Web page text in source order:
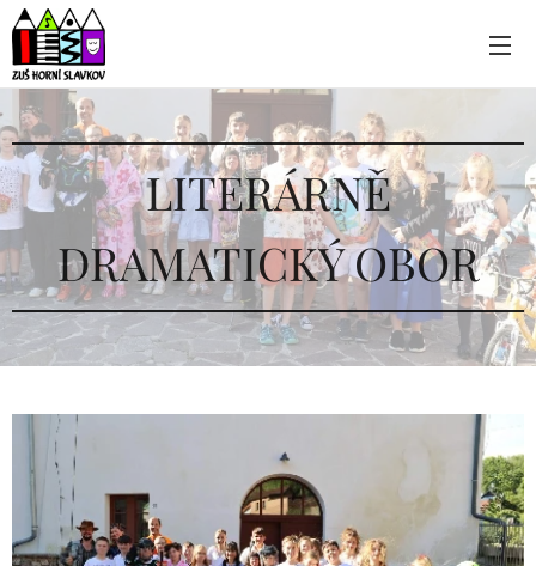
LITERÁRNĚ
DRAMATICKÝ OBOR